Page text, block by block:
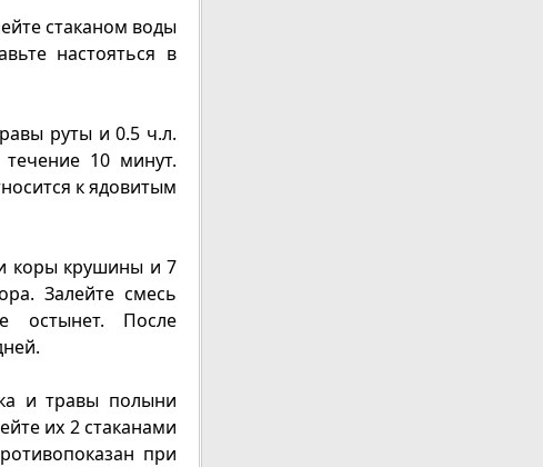
стаканом воды
настояться в
руты и 0.5 ч.л.
10 минут.
к ядовитым
коры крушины и 7
Залейте смесь
остынет. После
и травы полыни
их 2 стаканами
при